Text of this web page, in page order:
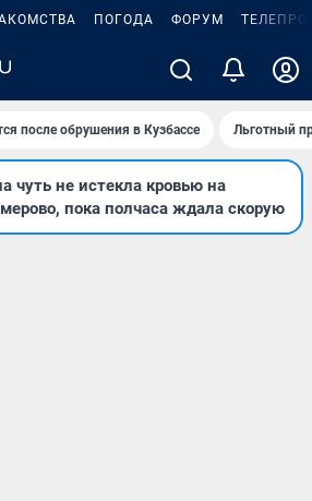
ПОГОДА ФОРУМ
после обрушения в Кузбассе Льготный
чуть не истекла кровью на
пока полчаса ждала скорую